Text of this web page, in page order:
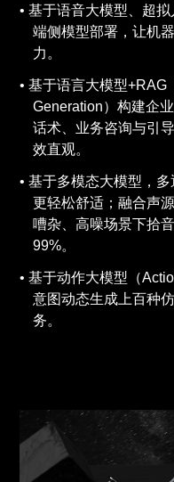
基于语音大模型、超拟
端侧模型部署，让机
力。
基于语言大模型+RAG
Generation）构建企
话术、业务咨询与引
效直观。
基于多模态大模型，
更轻松舒适；融合声
嘈杂、高噪场景下拾
99%。
基于动作大模型（
意图动态生成上百种
务。